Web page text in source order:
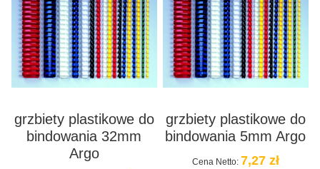
grzbiety plastikowe do
bindowania 32mm
Argo
grzbiety plastikowe do
bindowania 5mm Argo
Cena Netto: 7,27 zł